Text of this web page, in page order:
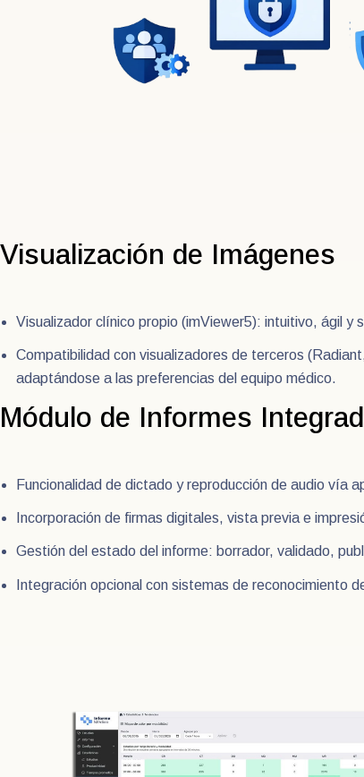
Visualización de Imágenes
Visualizador clínico propio (imViewer5): intuitivo, ágil y
Compatibilidad con visualizadores de terceros
adaptándose a las preferencias del equipo médico.
Módulo de Informes
Funcionalidad de dictado y reproducción de audio vía
Incorporación de firmas digitales, vista previa e
Gestión del estado del informe: borrador, validado,
Integración opcional con sistemas de reconocimiento